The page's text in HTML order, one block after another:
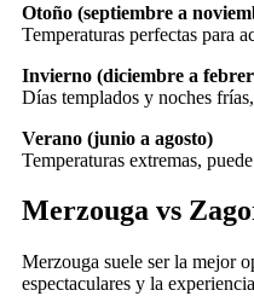
Otoño (septiembre a
Temperaturas perfectas para
Invierno (diciembre a
Días templados y noches
Verano (junio a agosto)
Temperaturas extremas,
Merzouga vs
Merzouga suele ser la mejor
espectaculares y la